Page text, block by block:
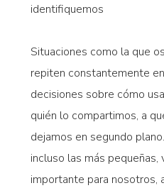
identifiquemos
Situaciones como la que
repiten constantemente
decisiones sobre cómo
quién lo compartimos, a
dejamos en segundo
incluso las más pequeñas,
importante para nosotros,